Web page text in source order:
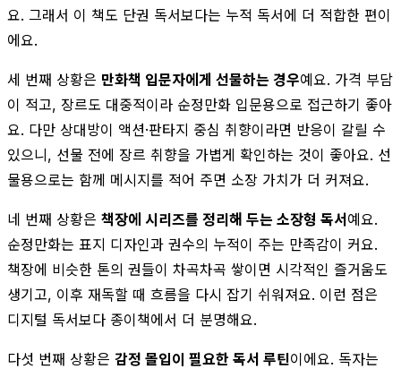
요. 그래서 이 책도 단권 독서보다는 누적 독서에 더 적합한 편이
에요.
세 번째 상황은 만화책 입문자에게 선물하는 경우예요. 가격 부담
이 적고, 장르도 대중적이라 순정만화 입문용으로 접근하기 좋아
요. 다만 상대방이 액션·판타지 중심 취향이라면 반응이 갈릴 수
있으니, 선물 전에 장르 취향을 가볍게 확인하는 것이 좋아요. 선
물용으로는 함께 메시지를 적어 주면 소장 가치가 더 커져요.
네 번째 상황은 책장에 시리즈를 정리해 두는 소장형 독서예요.
순정만화는 표지 디자인과 권수의 누적이 주는 만족감이 커요.
책장에 비슷한 톤의 권들이 차곡차곡 쌓이면 시각적인 즐거움도
생기고, 이후 재독할 때 흐름을 다시 잡기 쉬워져요. 이런 점은
디지털 독서보다 종이책에서 더 분명해요.
다섯 번째 상황은 감정 몰입이 필요한 독서 루틴이에요. 독자는